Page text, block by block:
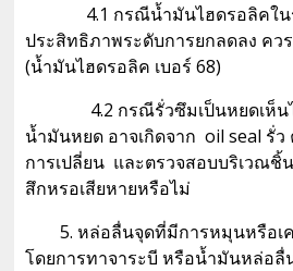
4.1 กรณีน้ำมันไฮดรอลิคในร
ประสิทธิภาพระดับการยกลดลง คว
(น้ำมันไฮดรอลิค เบอร์ 68)
4.2 กรณีรั่วซึมเป็นหยดเห็นไ
น้ำมันหยด อาจเกิดจาก oil seal รั่
การเปลี่ยน และตรวจสอบบริเวณชิ้
สึกหรอเสียหายหรือไม่
5. หล่อลื่นจุดที่มีการหมุนหรือเค
โดยการทาจาระบี หรือน้ำมันหล่อลื่